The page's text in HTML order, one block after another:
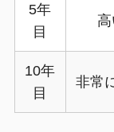
5年
目
10年
目
非常